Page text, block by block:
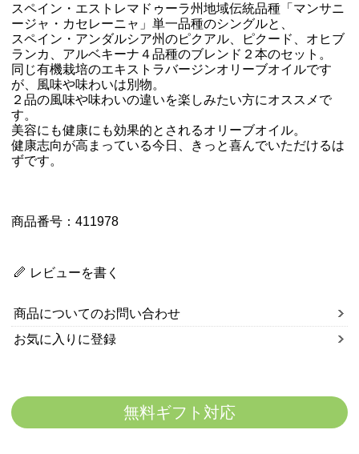
スペイン・エストレマドゥーラ州地域伝統品種「マンサニ
ージャ・カセレーニャ」単一品種のシングルと、
スペイン・アンダルシア州のピクアル、ピクード、オヒブ
ランカ、アルベキーナ４品種のブレンド２本のセット。
同じ有機栽培のエキストラバージンオリーブオイルです
が、風味や味わいは別物。
２品の風味や味わいの違いを楽しみたい方にオススメで
す。
美容にも健康にも効果的とされるオリーブオイル。
健康志向が高まっている今日、きっと喜んでいただけるは
ずです。
商品番号：411978
レビューを書く
商品についてのお問い合わせ
お気に入りに登録
無料ギフト対応